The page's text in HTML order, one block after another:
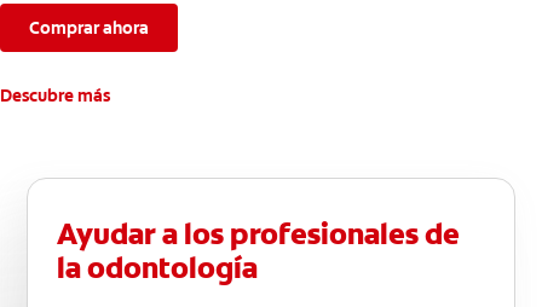
Comprar ahora
Descubre más
Ayudar a los profesionales de
la odontología